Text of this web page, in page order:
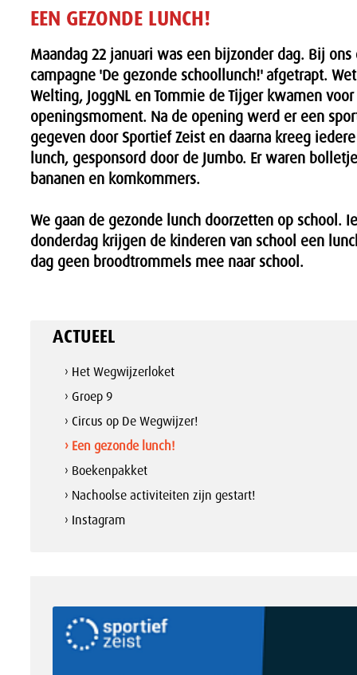
EEN GEZONDE LUNCH!
Maandag 22 januari was een bijzonder dag. Bij
campagne 'De gezonde schoollunch!' afgetrapt.
Welting, JoggNL en Tommie de Tijger kwamen
openingsmoment. Na de opening werd er een
gegeven door Sportief Zeist en daarna kreeg
lunch, gesponsord door de Jumbo. Er waren
bananen en komkommers.
We gaan de gezonde lunch doorzetten op school.
donderdag krijgen de kinderen van school een
dag geen broodtrommels mee naar school.
ACTUEEL
› Het Wegwijzerloket
› Groep 9
› Circus op De Wegwijzer!
› Een gezonde lunch!
› Boekenpakket
› Nachoolse activiteiten zijn gestart!
› Instagram